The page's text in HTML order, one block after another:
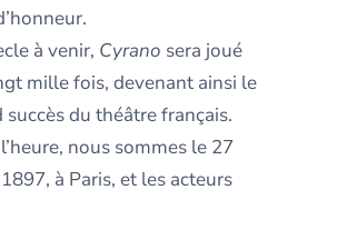
à venir, Cyrano sera joué
mille fois, devenant ainsi le
succès du théâtre français.
nous sommes le 27
à Paris, et les acteurs